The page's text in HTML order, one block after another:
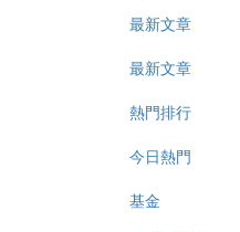
最新文章
最新文章
熱門排行
今日熱門
基金